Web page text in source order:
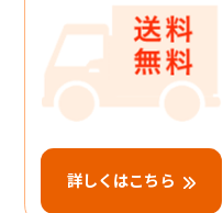
詳しくはこちら